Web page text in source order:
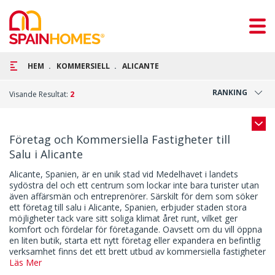
HEM KOMMERSIELL ALICANTE
RANKING
Visande Resultat: 2
Företag och Kommersiella Fastigheter till
Salu i Alicante
Alicante, Spanien, är en unik stad vid Medelhavet i landets
sydöstra del och ett centrum som lockar inte bara turister utan
även affärsmän och entreprenörer. Särskilt för dem som söker
ett företag till salu i Alicante, Spanien, erbjuder staden stora
möjligheter tack vare sitt soliga klimat året runt, vilket ger
komfort och fördelar för företagande. Oavsett om du vill öppna
en liten butik, starta ett nytt företag eller expandera en befintlig
verksamhet finns det ett brett utbud av kommersiella fastigheter
till salu i Alicante som passar alla behov. De som vill öppna en
Läs Mer